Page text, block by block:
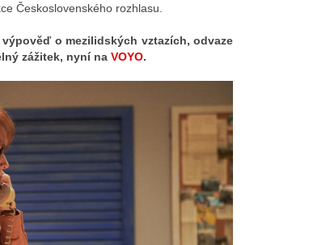
Československého rozhlasu.
o mezilidských vztazích, odvaze
zážitek, nyní na VOYO.